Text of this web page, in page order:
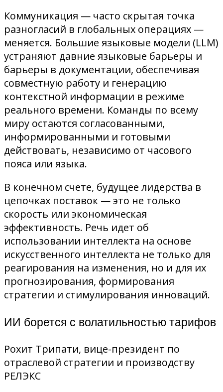
Коммуникация — часто скрытая точка
разногласий в глобальных операциях —
меняется. Большие языковые модели (LLM)
устраняют давние языковые барьеры и
барьеры в документации, обеспечивая
совместную работу и генерацию
контекстной информации в режиме
реального времени. Команды по всему
миру остаются согласованными,
информированными и готовыми
действовать, независимо от часового
пояса или языка.
В конечном счете, будущее лидерства в
цепочках поставок — это не только
скорость или экономическая
эффективность. Речь идет об
использовании интеллекта на основе
искусственного интеллекта не только для
реагирования на изменения, но и для их
прогнозирования, формирования
стратегии и стимулирования инноваций.
ИИ борется с волатильностью тарифов
Рохит Трипати, вице-президент по
отраслевой стратегии и производству
РЕЛЭКС